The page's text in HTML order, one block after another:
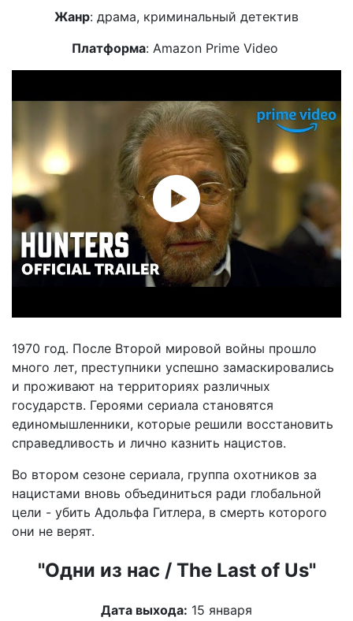
Жанр: драма, криминальный детектив
Платформа: Amazon Prime Video
1970 год. После Второй мировой войны прошло
много лет, преступники успешно замаскировались
и проживают на территориях различных
государств. Героями сериала становятся
единомышленники, которые решили восстановить
справедливость и лично казнить нацистов.
Во втором сезоне сериала, группа охотников за
нацистами вновь объединиться ради глобальной
цели - убить Адольфа Гитлера, в смерть которого
они не верят.
"Одни из нас / The Last of Us"
Дата выхода: 15 января